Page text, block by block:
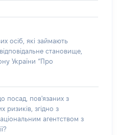
осіб, які займають
становище,
України “Про
посад, пов'язаних з
ризиків, згідно з
агентством з